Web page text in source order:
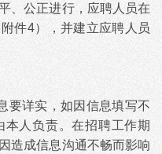
、公正进行，应聘人员在
件4），并建立应聘人员
要详实，如因信息填写不
人负责。在招聘工作期
造成信息沟通不畅而影响